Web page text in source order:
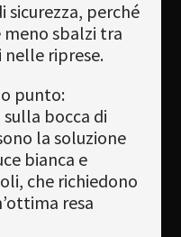
sicurezza, perché
sbalzi tra
riprese.
punto:
sulla bocca di
la soluzione
bianca e
che richiedono
resa